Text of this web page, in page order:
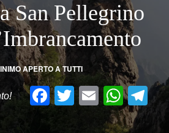
San Pellegrino
APERTO A TUTTI
Facebook
Twitter
Email